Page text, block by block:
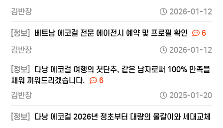
김반장
2026-01-12
[정보] 베트남 에코걸 전문 에이전시 예약 및 프로필 확인
6
김반장
2026-01-12
[정보]
다낭 에코걸 여행의 첫단추, 같은 남자로써 100% 만족을
채워 끼워드리겠습니다.
6
김반장
2025-01-20
[정보]
다낭 에코걸 2026년 정초부터 대량의 물갈이와 세대교체